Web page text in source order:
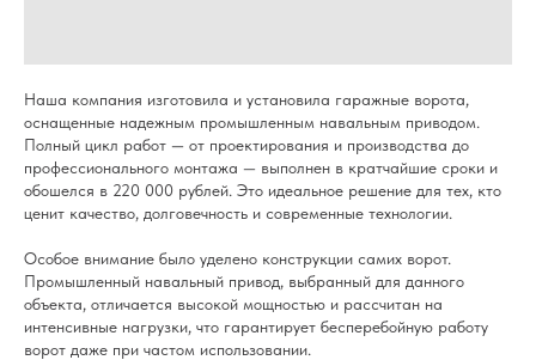
Наша компания изготовила и установила гаражные ворота,
оснащенные надежным промышленным навальным приводом.
Полный цикл работ — от проектирования и производства до
профессионального монтажа — выполнен в кратчайшие сроки и
обошелся в 220 000 рублей. Это идеальное решение для тех, кто
ценит качество, долговечность и современные технологии.
Особое внимание было уделено конструкции самих ворот.
Промышленный навальный привод, выбранный для данного
объекта, отличается высокой мощностью и рассчитан на
интенсивные нагрузки, что гарантирует бесперебойную работу
ворот даже при частом использовании.